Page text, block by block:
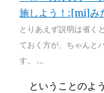
施しよう！:[mi]み
とりあえず説明は省く
ておく方が、ちゃんと
す。 …
ということのよ